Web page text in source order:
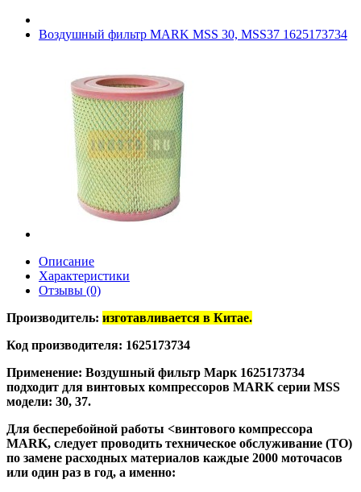
Воздушный фильтр MARK MSS 30, MSS37 1625173734
Описание
Характеристики
Отзывы (0)
Производитель: изготавливается в Китае.
Код производителя: 1625173734
Применение: Воздушный фильтр Марк 1625173734
подходит для винтовых компрессоров MARK серии MSS
модели: 30, 37.
Для бесперебойной работы <винтового компрессора
MARK, следует проводить техническое обслуживание (ТО)
по замене расходных материалов каждые 2000 моточасов
или один раз в год, а именно: